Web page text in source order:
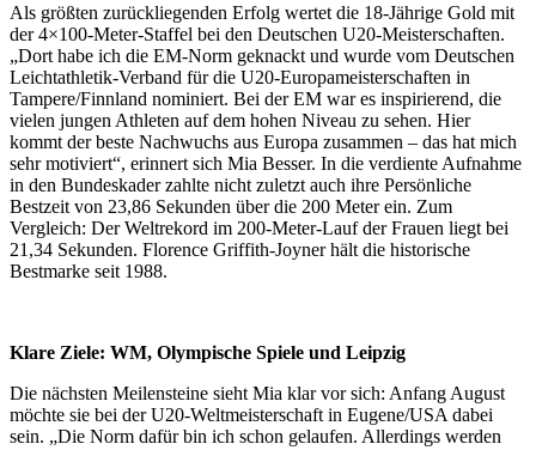
Als größten zurückliegenden Erfolg wertet die 18-Jährige Gold mit
der 4×100-Meter-Staffel bei den Deutschen U20-Meisterschaften.
„Dort habe ich die EM-Norm geknackt und wurde vom Deutschen
Leichtathletik-Verband für die U20-Europameisterschaften in
Tampere/Finnland nominiert. Bei der EM war es inspirierend, die
vielen jungen Athleten auf dem hohen Niveau zu sehen. Hier
kommt der beste Nachwuchs aus Europa zusammen – das hat mich
sehr motiviert“, erinnert sich Mia Besser. In die verdiente Aufnahme
in den Bundeskader zahlte nicht zuletzt auch ihre Persönliche
Bestzeit von 23,86 Sekunden über die 200 Meter ein. Zum
Vergleich: Der Weltrekord im 200-Meter-Lauf der Frauen liegt bei
21,34 Sekunden. Florence Griffith-Joyner hält die historische
Bestmarke seit 1988.
Klare Ziele: WM, Olympische Spiele und Leipzig
Die nächsten Meilensteine sieht Mia klar vor sich: Anfang August
möchte sie bei der U20-Weltmeisterschaft in Eugene/USA dabei
sein. „Die Norm dafür bin ich schon gelaufen. Allerdings werden